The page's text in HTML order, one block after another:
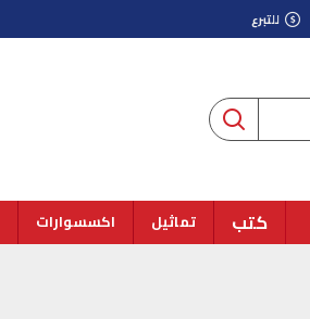
للتبرع
كتب تماثيل اكسسوارات